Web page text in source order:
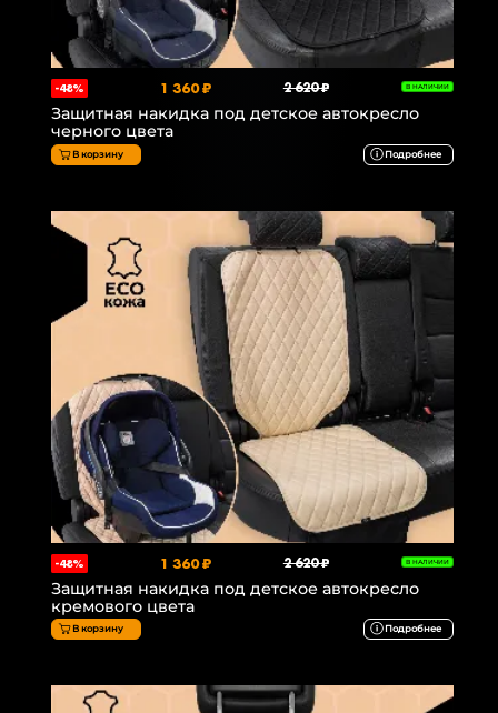
-48% 1 360 ₽ 2 620 ₽ В НАЛИЧИИ
Защитная накидка под детское автокресло
черного цвета
В корзину Подробнее
-48% 1 360 ₽ 2 620 ₽ В НАЛИЧИИ
Защитная накидка под детское автокресло
кремового цвета
В корзину Подробнее